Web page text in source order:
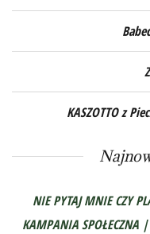
KASZOTTO z
NIE PYTAJ MNIE CZY
KAMPANIA